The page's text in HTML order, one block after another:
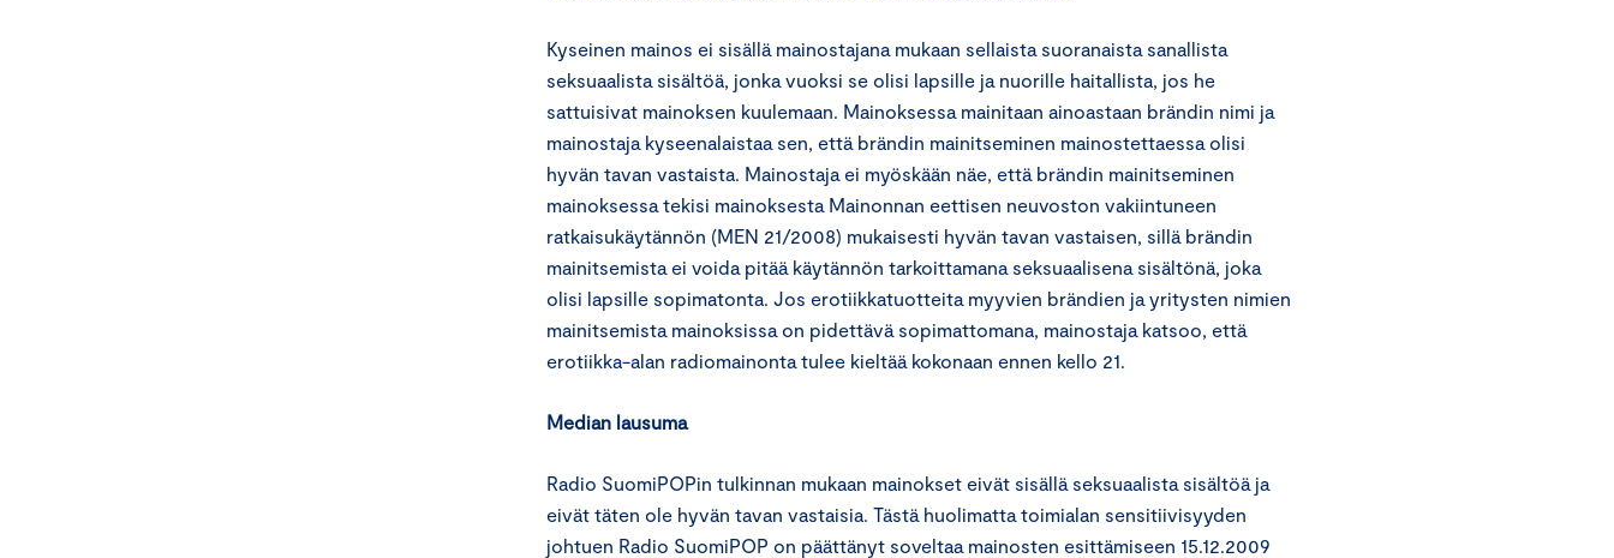
Kyseinen mainos ei sisällä mainostajana mukaan sellaista suoranaista sanallista
seksuaalista sisältöä, jonka vuoksi se olisi lapsille ja nuorille haitallista, jos he
sattuisivat mainoksen kuulemaan. Mainoksessa mainitaan ainoastaan brändin nimi ja
mainostaja kyseenalaistaa sen, että brändin mainitseminen mainostettaessa olisi
hyvän tavan vastaista. Mainostaja ei myöskään näe, että brändin mainitseminen
mainoksessa tekisi mainoksesta Mainonnan eettisen neuvoston vakiintuneen
ratkaisukäytännön (MEN 21/2008) mukaisesti hyvän tavan vastaisen, sillä brändin
mainitsemista ei voida pitää käytännön tarkoittamana seksuaalisena sisältönä, joka
olisi lapsille sopimatonta. Jos erotiikkatuotteita myyvien brändien ja yritysten nimien
mainitsemista mainoksissa on pidettävä sopimattomana, mainostaja katsoo, että
erotiikka-alan radiomainonta tulee kieltää kokonaan ennen kello 21.
Median lausuma
Radio SuomiPOPin tulkinnan mukaan mainokset eivät sisällä seksuaalista sisältöä ja
eivät täten ole hyvän tavan vastaisia. Tästä huolimatta toimialan sensitiivisyyden
johtuen Radio SuomiPOP on päättänyt soveltaa mainosten esittämiseen 15.12.2009